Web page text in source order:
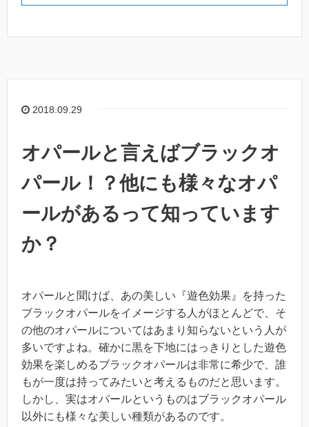
2018.09.29
オパールと言えばブラックオ
パール！？他にも様々なオパ
ールがあるって知っています
か？
オパールと聞けば、あの美しい『遊色効果』を持った
ブラックオパールをイメージする人がほとんどで、そ
の他のオパールについてはあまり知らないという人が
多いですよね。確かに黒を下地にはっきりとした遊色
効果を楽しめるブラックオパールは非常に希少で、誰
もが一度は持ってみたいと考えるものだと思います。
しかし、実はオパールというものはブラックオパール
以外にも様々な美しい種類があるのです。